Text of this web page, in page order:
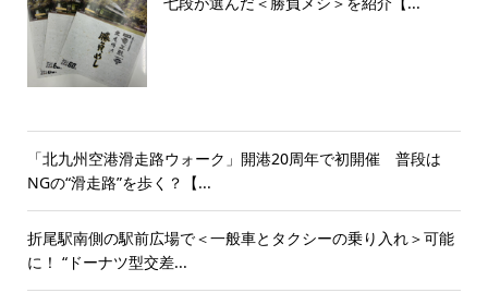
「北九州空港滑走路ウォーク」開港20周年で初開催 普段は
NGの“滑走路”を歩く？【...
折尾駅南側の駅前広場で＜一般車とタクシーの乗り入れ＞可能
に！ “ドーナツ型交差...